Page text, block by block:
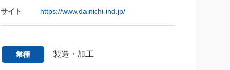
サイト https://www.dainichi-ind.jp/
業種 製造・加工